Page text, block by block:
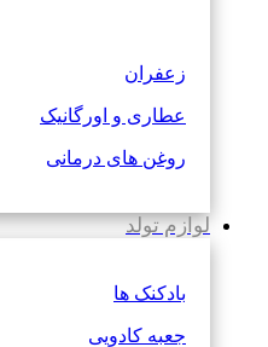
زعفران
عطاری و اورگانیک
روغن های درمانی
لوازم تولد
بادکنک ها
جعبه کادویی